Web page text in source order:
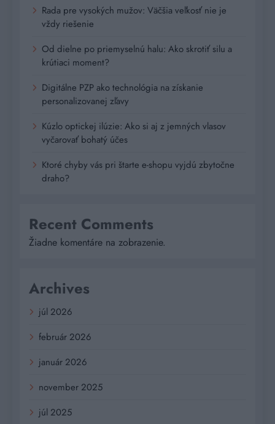
Rada pre vysokých mužov: Väčšia veľkosť nie je
vždy riešenie
Od dielne po priemyselnú halu: Ako skrotiť silu a
krútiaci moment?
Digitálne PZP ako technológia na získanie
personalizovanej zľavy
Kúzlo optickej ilúzie: Ako si aj z jemných vlasov
vyčarovať bohatý účes
Ktoré chyby vás pri štarte e-shopu vyjdú zbytočne
draho?
Recent Comments
Žiadne komentáre na zobrazenie.
Archives
júl 2026
február 2026
január 2026
november 2025
júl 2025